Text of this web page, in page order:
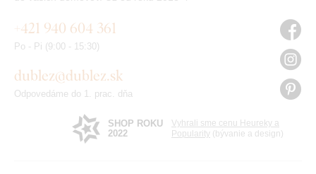
+421 940 604 361
Po - Pi (9:00 - 15:30)
dublez@dublez.sk
Odpovedáme do 1. prac. dňa
SHOP ROKU
2022
Vyhrali sme cenu Heureky a
Popularity (bývanie a design)